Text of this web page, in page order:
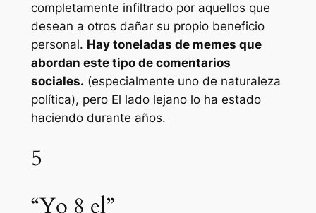
completamente infiltrado por aquellos que
desean a otros dañar su propio beneficio
personal. Hay toneladas de memes que
abordan este tipo de comentarios
sociales. (especialmente uno de naturaleza
política), pero El lado lejanolo ha estado
haciendo durante años.
5
“Yo 8 el”